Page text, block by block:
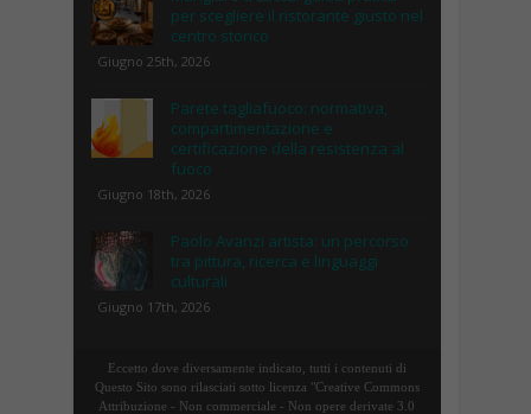
per scegliere il ristorante giusto nel
centro storico
Giugno 25th, 2026
Parete tagliafuoco: normativa,
compartimentazione e
certificazione della resistenza al
fuoco
Giugno 18th, 2026
Paolo Avanzi artista: un percorso
tra pittura, ricerca e linguaggi
culturali
Giugno 17th, 2026
Eccetto dove diversamente indicato, tutti i contenuti di
Questo Sito sono rilasciati sotto licenza "Creative Commons
Attribuzione - Non commerciale - Non opere derivate 3.0